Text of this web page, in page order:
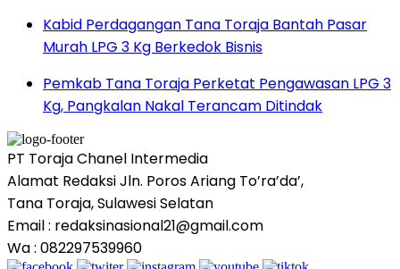
Kabid Perdagangan Tana Toraja Bantah Pasar
Murah LPG 3 Kg Berkedok Bisnis
Pemkab Tana Toraja Perketat Pengawasan LPG 3
Kg, Pangkalan Nakal Terancam Ditindak
PT Toraja Chanel Intermedia
Alamat Redaksi Jln. Poros Ariang To’ra’da’,
Tana Toraja, Sulawesi Selatan
Email : redaksinasional21@gmail.com
Wa : 082297539960